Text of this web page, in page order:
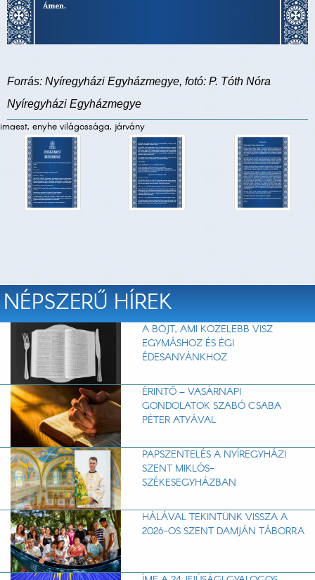
Forrás: Nyíregyházi Egyházmegye, fotó: P. Tóth Nóra
Nyíregyházi Egyházmegye
imaest, enyhe világossága, járvány
NÉPSZERŰ HÍREK
A BÖJT, AMI KÖZELEBB VISZ
EGYMÁSHOZ ÉS ÉGI
ÉDESANYÁNKHOZ
ÉRINTŐ – VASÁRNAPI
GONDOLATOK SZABÓ CSABA
PÉTER ATYÁVAL
PAPSZENTELÉS A NYÍREGYHÁZI
SZENT MIKLÓS-
SZÉKESEGYHÁZBAN
HÁLÁVAL TEKINTÜNK VISSZA A
2026-OS SZENT DAMJÁN TÁBORRA